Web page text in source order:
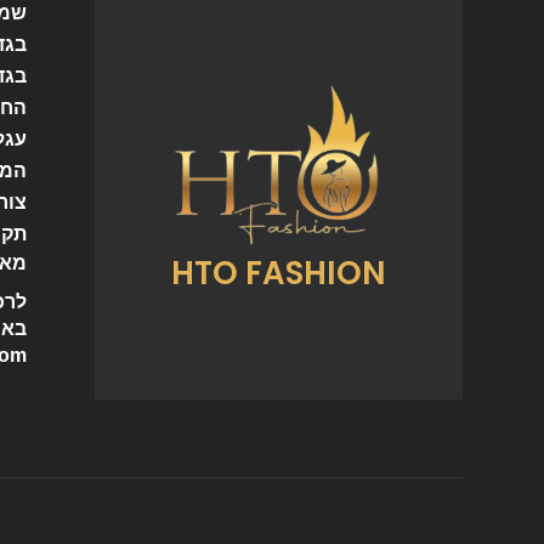
HTO FASHION